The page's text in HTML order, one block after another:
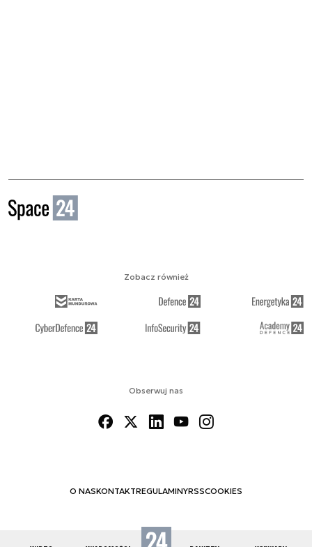
Obserwuj nas
O NASKONTAKTREGULAMINYRSSCOOKIES
Zobacz również